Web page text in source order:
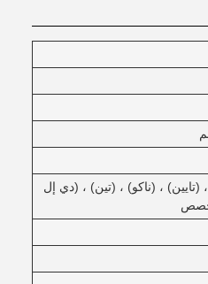
، (تايين) ، (ناكو) ، (تين) ، (دي إل